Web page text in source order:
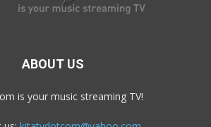
ABOUT US
is your music streaming TV!